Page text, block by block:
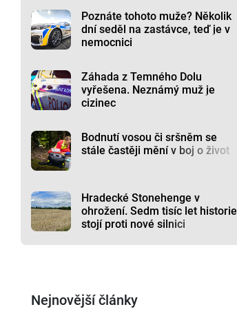
Poznáte tohoto muže? Několik
dní seděl na zastávce, teď je v
nemocnici
Záhada z Temného Dolu
vyřešena. Neznámý muž je
cizinec
Bodnutí vosou či sršněm se
stále častěji mění v boj o život
Hradecké Stonehenge v
ohrožení. Sedm tisíc let historie
stojí proti nové silnici
Nejnovější články